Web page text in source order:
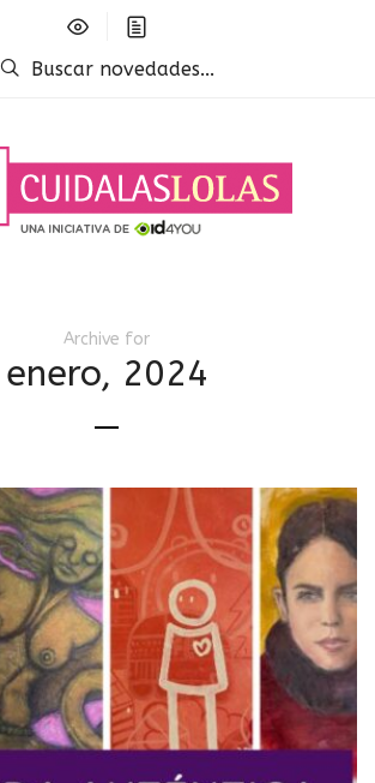
Buscar novedades...
Archive for
enero, 2024